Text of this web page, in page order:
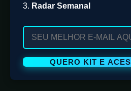
3. Radar Semanal